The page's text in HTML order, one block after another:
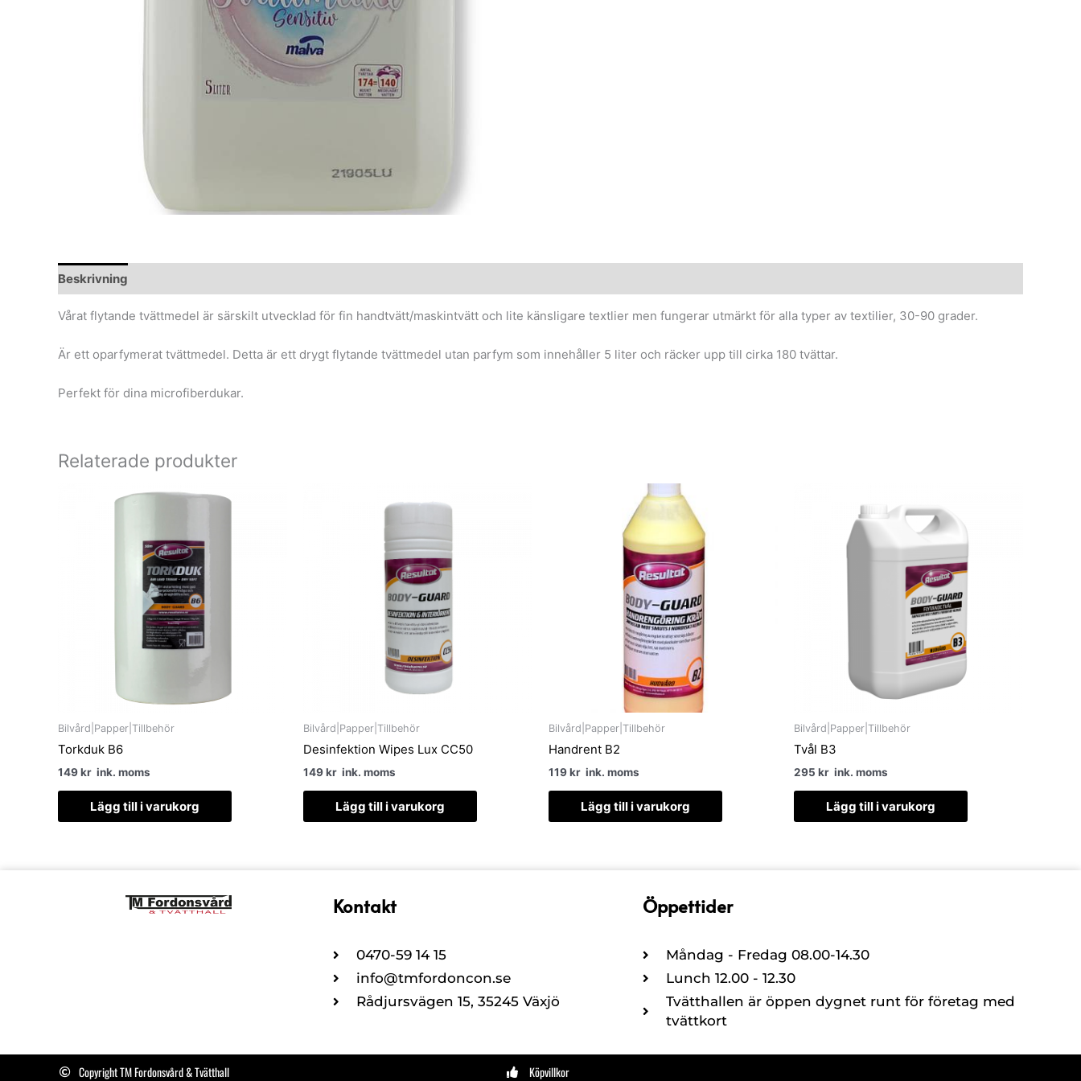
Beskrivning
Vårat flytande tvättmedel är särskilt utvecklad för fin handtvätt/maskintvätt och lite känsligare textlier men fungerar utmärkt för alla typer av textilier, 30-90 grader.
Är ett oparfymerat tvättmedel. Detta är ett drygt flytande tvättmedel utan parfym som innehåller 5 liter och räcker upp till cirka 180 tvättar.
Perfekt för dina microfiberdukar.
Relaterade produkter
Bilvård|Papper|Tillbehör
Torkduk B6
149kr ink. moms
Lägg till i varukorg
Bilvård|Papper|Tillbehör
Desinfektion Wipes Lux CC50
149kr ink. moms
Lägg till i varukorg
Bilvård|Papper|Tillbehör
Handrent B2
119kr ink. moms
Lägg till i varukorg
Bilvård|Papper|Tillbehör
Tvål B3
295 kr ink. moms
Lägg till i varukorg
Kontakt
0470-59 14 15
info@tmfordoncon.se
Rådjursvägen 15, 35245 Växjö
Öppettider
Måndag - Fredag 08.00-14.30
Lunch 12.00 - 12.30
Tvätthallen är öppen dygnet runt för företag med
tvättkort
Copyright TM Fordonsvård & Tvätthall Köpvillkor